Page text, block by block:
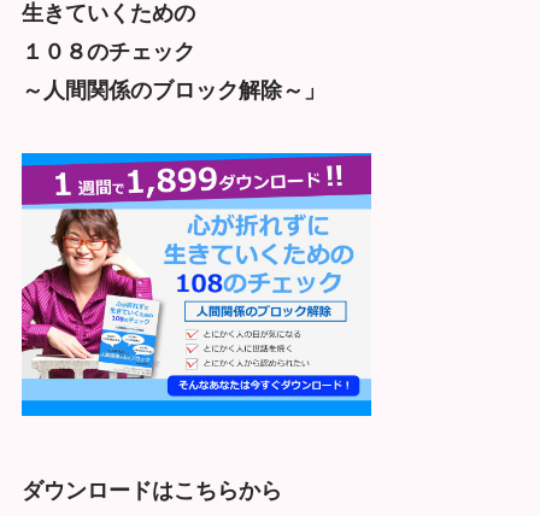
生きていくための
１０８のチェック
～人間関係のブロック解除～」
ダウンロードはこちらから